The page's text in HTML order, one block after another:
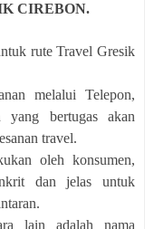
CIREBON.
rute Travel Gresik
melalui Telepon,
yang bertugas akan
travel.
oleh konsumen,
dan jelas untuk
lain adalah nama